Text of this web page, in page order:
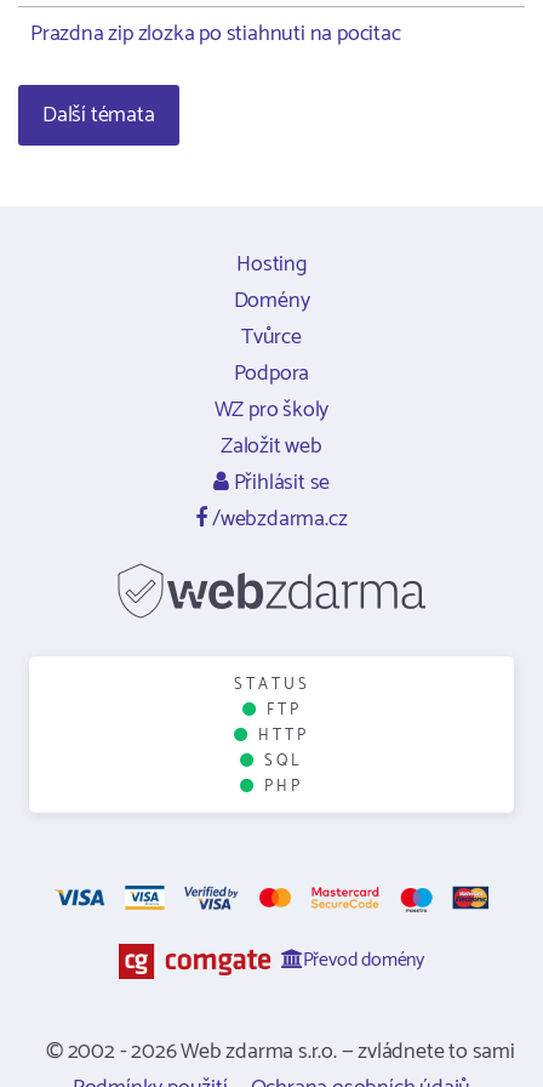
Prazdna zip zlozka po stiahnuti na pocitac
Další témata
Hosting
Domény
Tvůrce
Podpora
WZ pro školy
Založit web
Přihlásit se
/webzdarma.cz
STATUS
FTP
HTTP
SQL
PHP
Převod domény
© 2002 - 2026 Web zdarma s.r.o. — zvládnete to sami